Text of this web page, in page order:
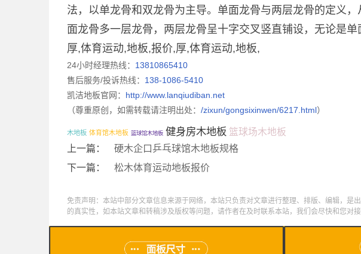
法，以单龙骨和双龙骨为主导。单面龙骨与两层龙骨的定义
面龙骨多一层龙骨，两层龙骨呈十字交叉竖直铺设，无论是
厚,体育运动,地板,报价,厚,体育运动,地板,
24小时经理热线： 13810865410
售后服务/投诉热线： 138-1086-5410
凯洁地板官网： http://www.lanqiudiban.net
（尊重原创，如需转载请注明出处： /zixun/gongsixinwen/6217.html）
木地板 体育馆木地板 篮球馆木地板 健身房木地板 篮球场木地板
上一篇：
硬木企口乒乓球馆木地板规格
下一篇：
松木体育运动地板报价
免责声明：本站中部分文章信息来源于网络，本站只负责对文章进行整理、排版、编辑，是
的真实性，如本站文章和转稿涉及版权等问题，请作者在及时联系本站，我们会尽快和您对接